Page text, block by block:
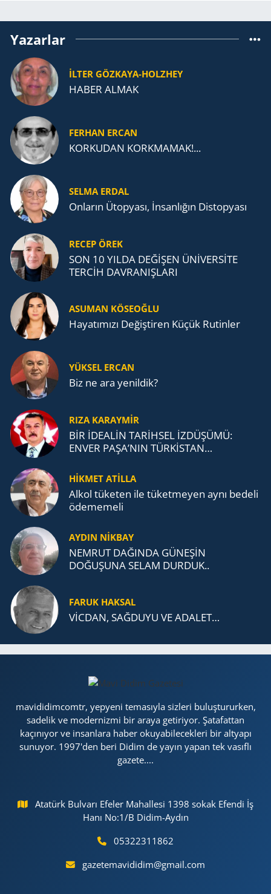
Yazarlar
İLTER GÖZKAYA-HOLZHEY
HABER ALMAK
FERHAN ERCAN
KORKUDAN KORKMAMAK!...
SELMA ERDAL
Onların Ütopyası, İnsanlığın Distopyası
RECEP ÖREK
SON 10 YILDA DEĞİŞEN ÜNİVERSİTE
TERCİH DAVRANIŞLARI
ASUMAN KÖSEOĞLU
Ha­ya­tı­mı­zı De­ğiş­ti­ren Küçük Ru­tin­ler
YÜKSEL ERCAN
Biz ne ara yenildik?
RIZA KARAYMIR
BİR İDEALİN TARİHSEL İZDÜŞÜMÜ:
ENVER PAŞA’NIN TÜRKİSTAN
TEŞKİLATI’NA UZANAN MİRASI
HİKMET ATİLLA
Alkol tü­ke­ten ile tü­ket­me­yen aynı be­de­li
öde­me­me­li
AYDIN NİKBAY
NEMRUT DAĞINDA GÜNEŞİN
DOĞUŞUNA SELAM DURDUK..
FARUK HAKSAL
VİCDAN, SAĞ­DU­YU VE ADA­LET…
mavididimcomtr, yepyeni temasıyla sizleri buluştururken,
sadelik ve modernizmi bir araya getiriyor. Şatafattan
kaçınıyor ve insanlara haber okuyabilecekleri bir altyapı
sunuyor. 1997'den beri Didim de yayın yapan tek vasıflı
gazete....
Atatürk Bulvarı Efeler Mahallesi 1398 sokak Efendi İş
Hanı No:1/B Didim-Aydın
05322311862
gazetemavididim@gmail.com